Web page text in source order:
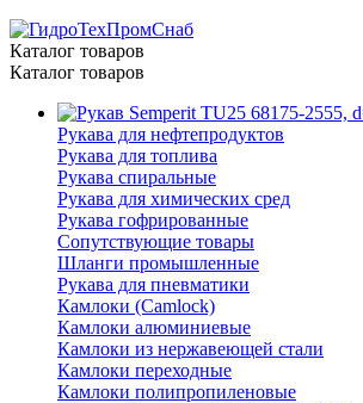
Каталог товаров
Каталог товаров
Рукава для нефтепродуктов
Рукава для топлива
Рукава спиральные
Рукава для химических сред
Рукава гофрированные
Сопутствующие товары
Шланги промышленные
Рукава для пневматики
Камлоки (Camlock)
Камлоки алюминиевые
Камлоки из нержавеющей стали
Камлоки переходные
Камлоки полипропиленовые